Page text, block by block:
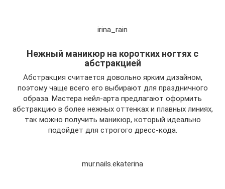
irina_rain
Нежный маникюр на коротких ногтях с
абстракцией
Абстракция считается довольно ярким дизайном,
поэтому чаще всего его выбирают для праздничного
образа. Мастера нейл-арта предлагают оформить
абстракцию в более нежных оттенках и плавных линиях,
так можно получить маникюр, который идеально
подойдет для строгого дресс-кода.
mur.nails.ekaterina